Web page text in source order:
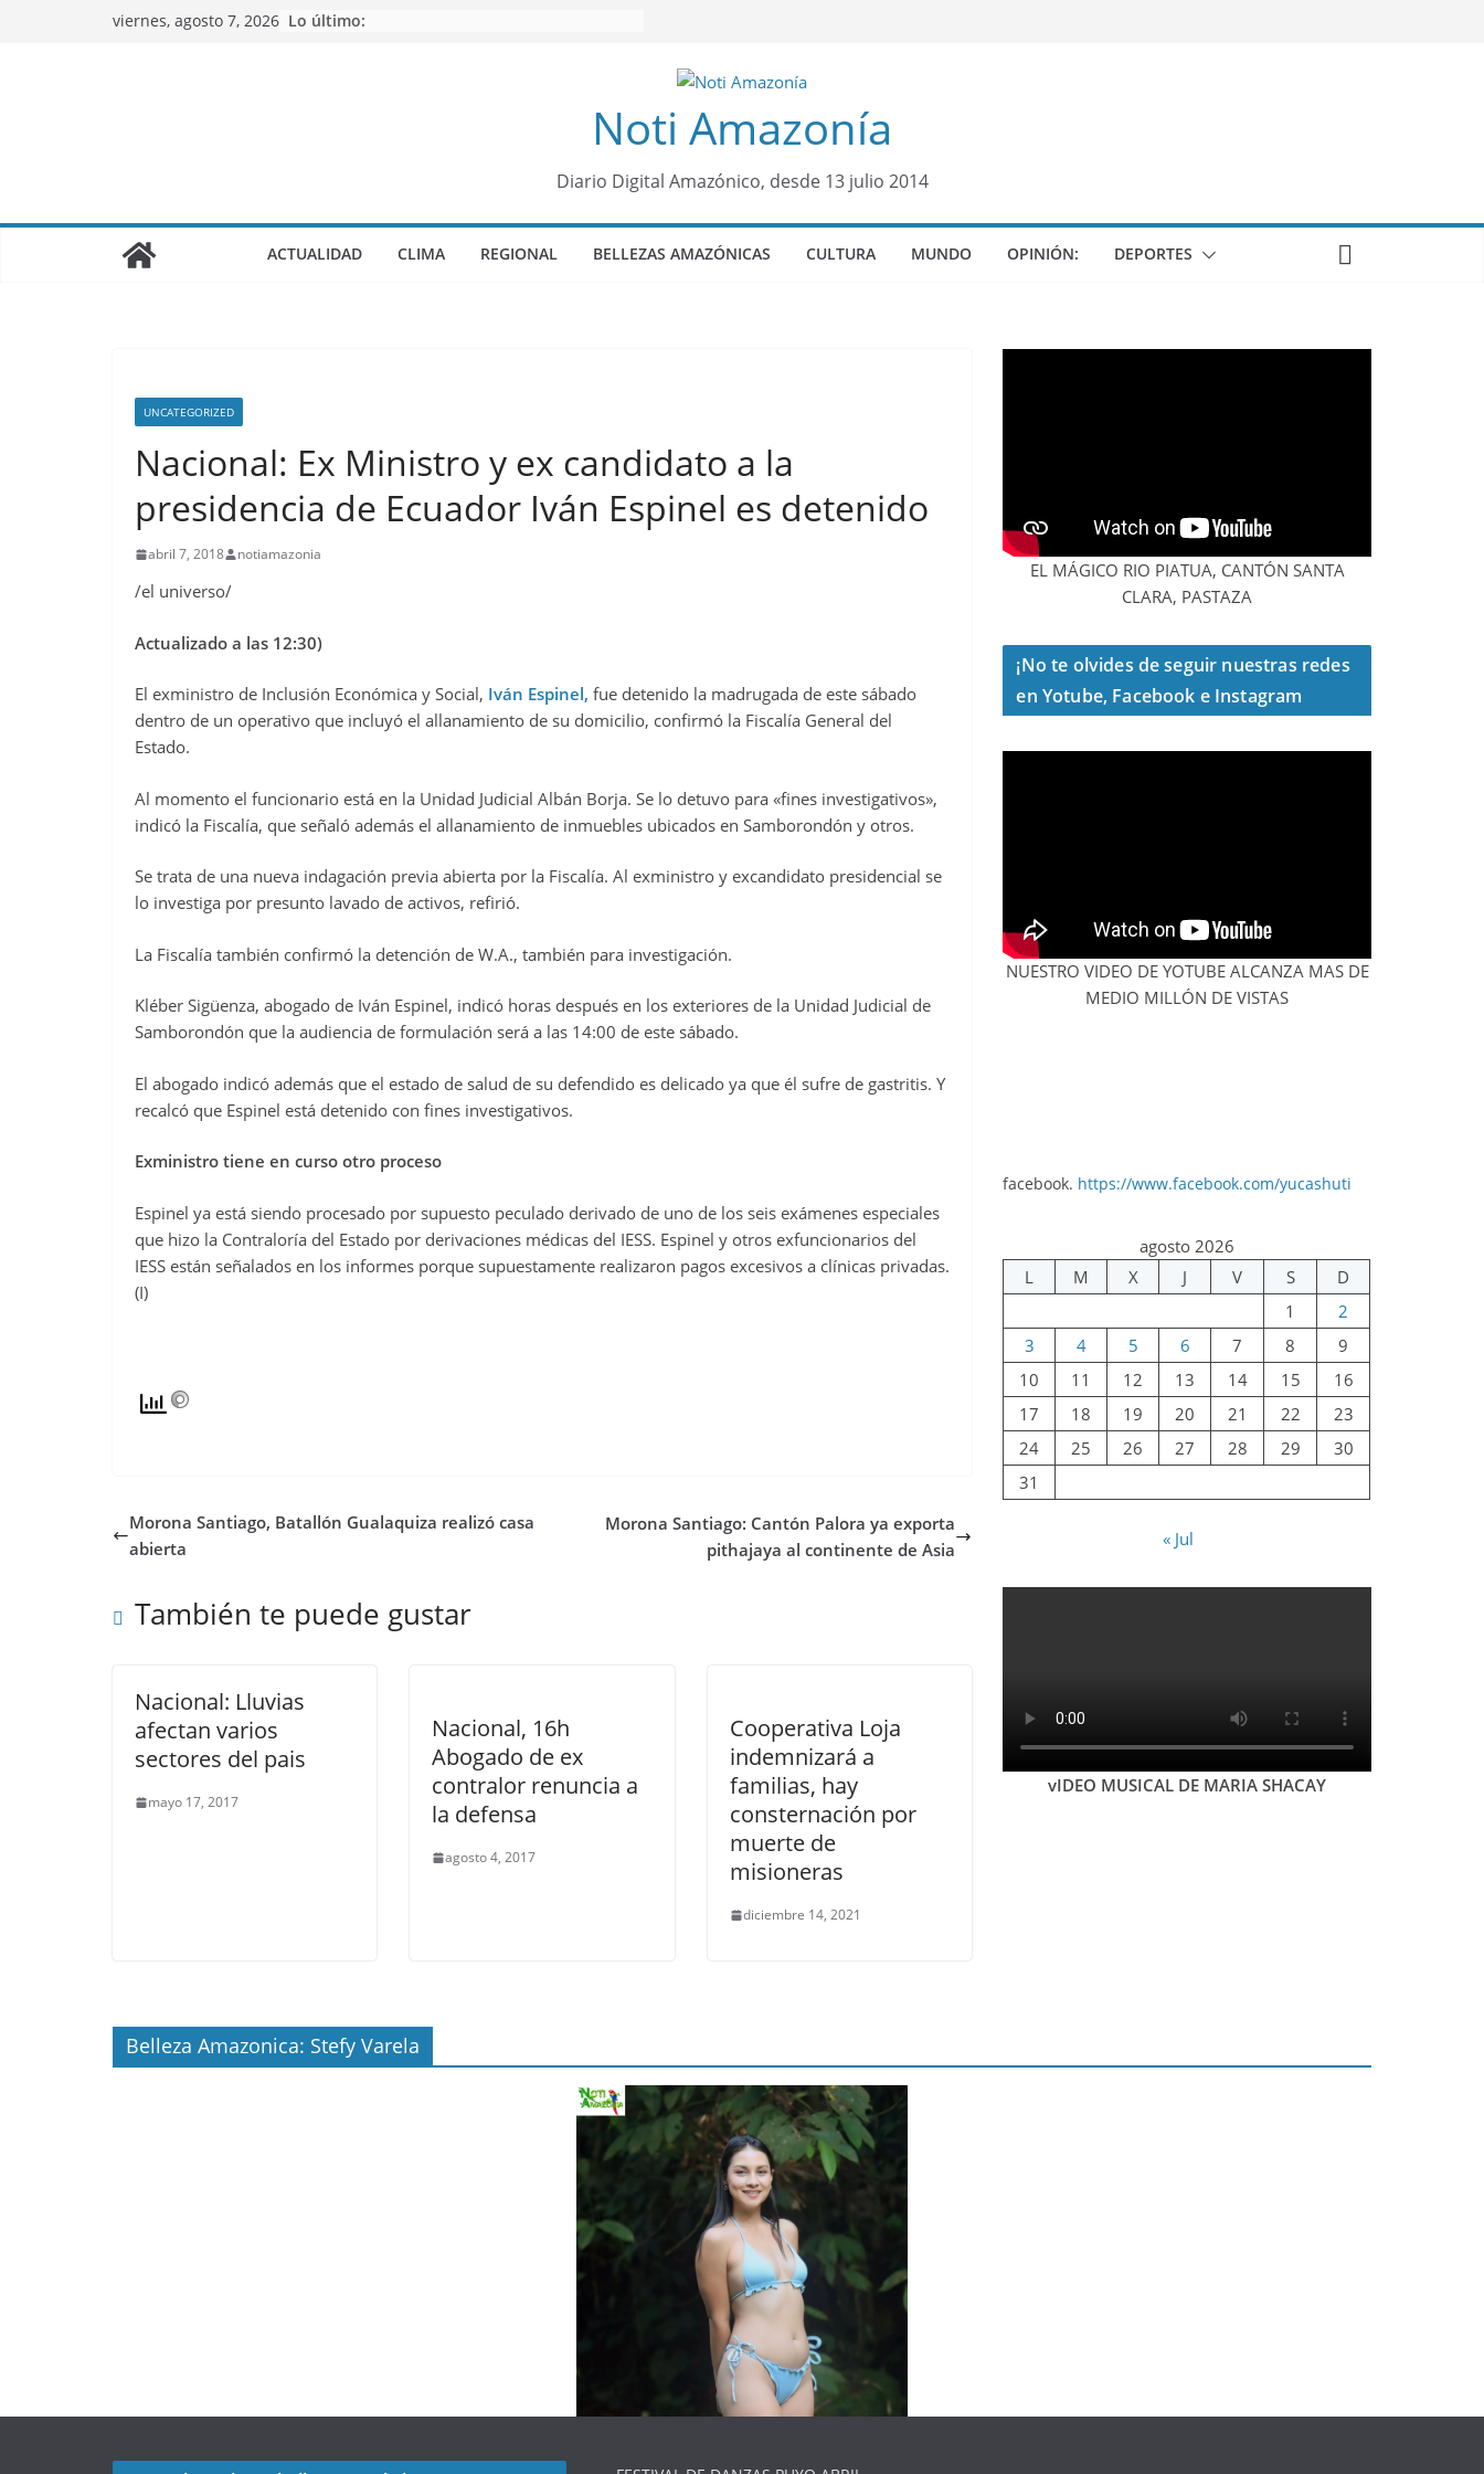
viernes, agosto 7, 2026 Lo último:
Noti Amazonía
Diario Digital Amazónico, desde 13 julio 2014
ACTUALIDAD CLIMA REGIONAL BELLEZAS AMAZÓNICAS CULTURA MUNDO OPINIÓN: DEPORTES
UNCATEGORIZED
Nacional: Ex Ministro y ex candidato a la
presidencia de Ecuador Iván Espinel es detenido
abril 7, 2018 notiamazonia
/el universo/
Actualizado a las 12:30)
El exministro de Inclusión Económica y Social, Iván Espinel, fue detenido la madrugada de este sábado
dentro de un operativo que incluyó el allanamiento de su domicilio, confirmó la Fiscalía General del
Estado.
Al momento el funcionario está en la Unidad Judicial Albán Borja. Se lo detuvo para «fines investigativos»,
indicó la Fiscalía, que señaló además el allanamiento de inmuebles ubicados en Samborondón y otros.
Se trata de una nueva indagación previa abierta por la Fiscalía. Al exministro y excandidato presidencial se
lo investiga por presunto lavado de activos, refirió.
La Fiscalía también confirmó la detención de W.A., también para investigación.
Kléber Sigüenza, abogado de Iván Espinel, indicó horas después en los exteriores de la Unidad Judicial de
Samborondón que la audiencia de formulación será a las 14:00 de este sábado.
El abogado indicó además que el estado de salud de su defendido es delicado ya que él sufre de gastritis. Y
recalcó que Espinel está detenido con fines investigativos.
Exministro tiene en curso otro proceso
Espinel ya está siendo procesado por supuesto peculado derivado de uno de los seis exámenes especiales
que hizo la Contraloría del Estado por derivaciones médicas del IESS. Espinel y otros exfuncionarios del
IESS están señalados en los informes porque supuestamente realizaron pagos excesivos a clínicas privadas.
(I)
Morona Santiago, Batallón Gualaquiza realizó casa
abierta
Morona Santiago: Cantón Palora ya exporta
pithajaya al continente de Asia
También te puede gustar
Nacional: Lluvias
afectan varios
sectores del pais
mayo 17, 2017
Nacional, 16h
Abogado de ex
contralor renuncia a
la defensa
agosto 4, 2017
Cooperativa Loja
indemnizará a
familias, hay
consternación por
muerte de
misioneras
diciembre 14, 2021
EL MÁGICO RIO PIATUA, CANTÓN SANTA
CLARA, PASTAZA
¡No te olvides de seguir nuestras redes
en Yotube, Facebook e Instagram
NUESTRO VIDEO DE YOTUBE ALCANZA MAS DE
MEDIO MILLÓN DE VISTAS
facebook. https://www.facebook.com/yucashuti
agosto 2026
L
M X J V S
D
1
2
3
4 5 6 7 8
9
10
11 12 13 14 15
16
17
18 19 20 21 22
23
24
25 26 27 28 29
30
31
« Jul
vIDEO MUSICAL DE MARIA SHACAY
Belleza Amazonica: Stefy Varela